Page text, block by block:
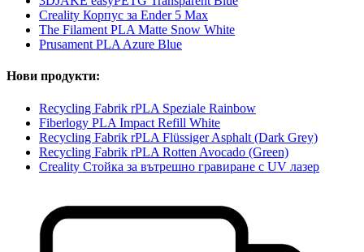
Creality Корпус за Ender 5 Max
The Filament PLA Matte Snow White
Prusament PLA Azure Blue
Нови продукти:
Recycling Fabrik rPLA Speziale Rainbow
Fiberlogy PLA Impact Refill White
Recycling Fabrik rPLA Flüssiger Asphalt (Dark Grey)
Recycling Fabrik rPLA Rotten Avocado (Green)
Creality Стойка за вътрешно гравиране с UV лазер